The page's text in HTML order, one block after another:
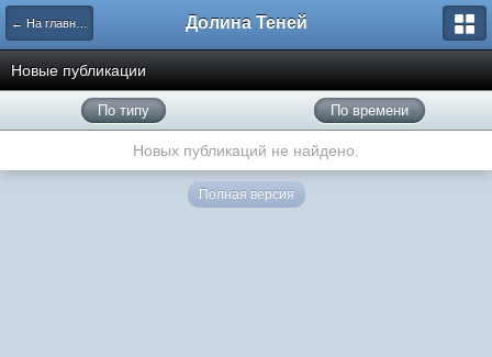
← На главную Долина Теней
Новые публикации
По типу По времени
Новых публикаций не найдено.
Полная версия